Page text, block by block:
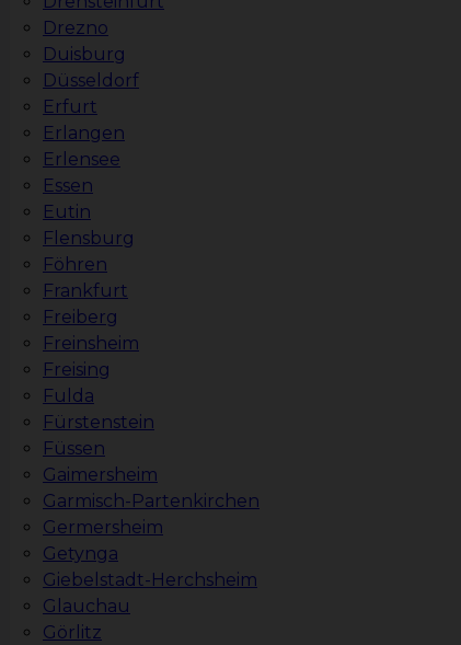
Drezno
Duisburg
Düsseldorf
Erfurt
Erlangen
Erlensee
Essen
Eutin
Flensburg
Föhren
Frankfurt
Freiberg
Freinsheim
Freising
Fulda
Fürstenstein
Füssen
Gaimersheim
Garmisch-Partenkirchen
Germersheim
Getynga
Giebelstadt-Herchsheim
Glauchau
Görlitz